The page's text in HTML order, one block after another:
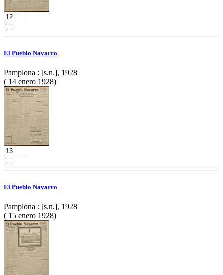
El Pueblo Navarro
Pamplona : [s.n.], 1928
( 14 enero 1928)
El Pueblo Navarro
Pamplona : [s.n.], 1928
( 15 enero 1928)